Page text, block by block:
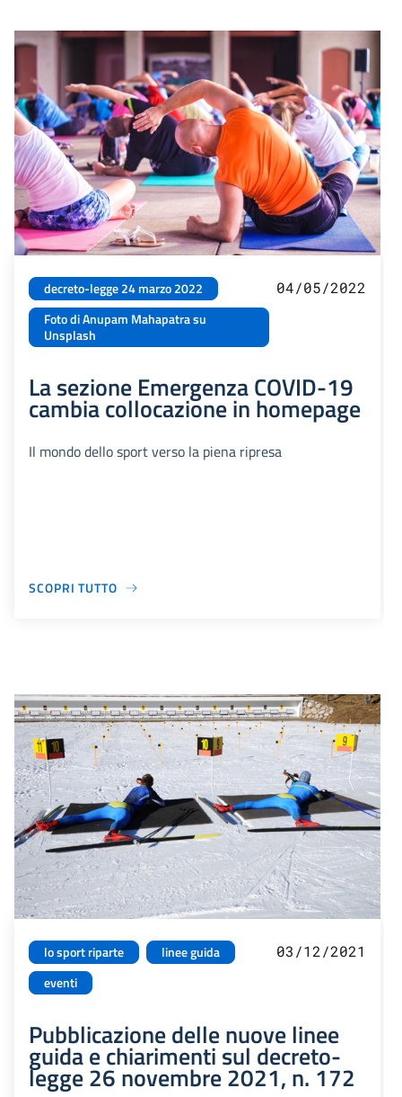
decreto-legge 24 marzo 2022
Foto di Anupam Mahapatra su
Unsplash
04/05/2022
La sezione Emergenza COVID-19
cambia collocazione in homepage
Il mondo dello sport verso la piena ripresa
SCOPRI TUTTO
lo sport riparte
linee guida
eventi
03/12/2021
Pubblicazione delle nuove linee
guida e chiarimenti sul decreto-
legge 26 novembre 2021, n. 172